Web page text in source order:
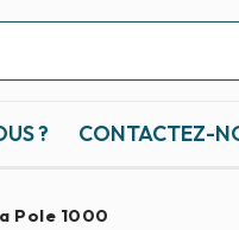
? CONTACTEZ-
Pole 1000